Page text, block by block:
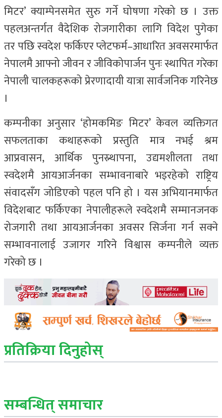
मिटर’ क्याम्पेनसमेत सुरु गर्ने घोषणा गरेको छ । उक्त
पहलअन्तर्गत वैदेशिक रोजगारीका लागि विदेश पुगेका
तर पछि स्वदेश फर्किएर प्लेटफर्म–आधारित अवसरमार्फत
नेपालमै आफ्नो जीवन र जीविकोपार्जन पुनः स्थापित गरेका
नेपाली चालकहरूको प्रेरणादायी यात्रा सार्वजनिक गरिनेछ
।
कम्पनीका अनुसार ‘होमकमिङ मिटर’ केवल व्यक्तिगत
सफलताका कथाहरूको प्रस्तुति मात्र नभई श्रम
आप्रवासन, आर्थिक पुनस्र्थापना, उद्यमशीलता तथा
स्वदेशमै आयआर्जनका सम्भावनाबारे भइरहेको राष्ट्रिय
संवादसँग जोडिएको पहल पनि हो । यस अभियानमार्फत
विदेशबाट फर्किएका नेपालीहरूले स्वदेशमै सम्मानजनक
रोजगारी तथा आयआर्जनका अवसर सिर्जना गर्न सक्ने
सम्भावनालाई उजागर गरिने विश्वास कम्पनीले व्यक्त
गरेको छ ।
प्रतिक्रिया दिनुहोस्
सम्बन्धित् समाचार